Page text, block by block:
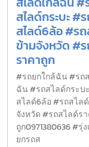
สไลด์กระบะ #
สไลด์6ล้อ #ร
ข้ามจังหวัด #
ราคาถูก
#รถยกใกล้ฉัน #รถ
ฉัน #รถสไลด์กระบ
สไลด์6ล้อ #รถสไล
จังหวัด #รถสไลด์ร
ถูก0971380636 #รุ่
ยกรถส